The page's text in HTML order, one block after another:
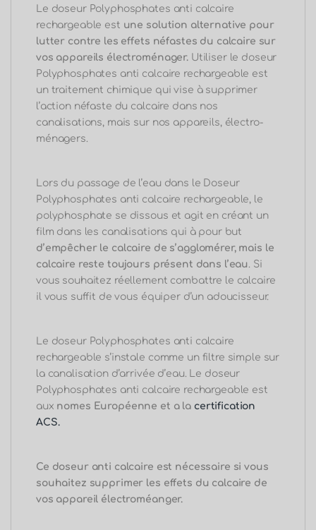
Le doseur Polyphosphates anti calcaire
rechargeable est une solution alternative pour
lutter contre les effets néfastes du calcaire sur
vos appareils électroménager. Utiliser le doseur
Polyphosphates anti calcaire rechargeable est
un traitement chimique qui vise à supprimer
l’action néfaste du calcaire dans nos
canalisations, mais sur nos appareils, électro-
ménagers.
Lors du passage de l’eau dans le Doseur
Polyphosphates anti calcaire rechargeable, le
polyphosphate se dissous et agit en créant un
film dans les canalisations qui à pour but
d’empêcher le calcaire de s’agglomérer, mais le
calcaire reste toujours présent dans l’eau. Si
vous souhaitez réellement combattre le calcaire
il vous suffit de vous équiper d’un adoucisseur.
Le doseur Polyphosphates anti calcaire
rechargeable s’instale comme un filtre simple sur
la canalisation d’arrivée d’eau.
Le doseur
Polyphosphates anti calcaire rechargeable est
aux nomes Européenne et a la certification
ACS.
Ce doseur anti calcaire est nécessaire si vous
souhaitez supprimer les effets du calcaire de
vos appareil électroméanger.